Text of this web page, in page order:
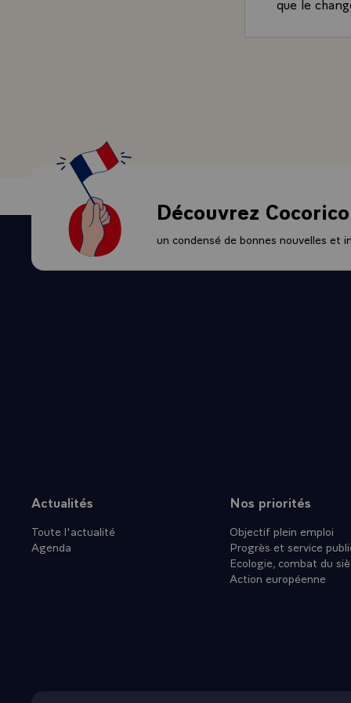
mêmes
- Nos
politiques
pour bien
si fragile
`Helmut
et les plus
contacts
noterai
Worner et
ans, et qui
conditions
monsieur le
Notre effort
devenir de
Konrad
impulsion
Découvrez Cocorico
un condensé de bonnes nouvelles et
Plan du site
Actualités
Toute l'actualité
Agenda
Nos priorités
Objectif plein emploi
Progrès et service
Ecologie, combat du
Action européenne